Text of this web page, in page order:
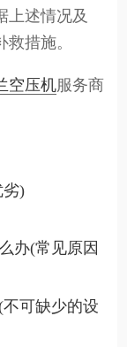
上述情况及
措施。
空压机服务商
劣)
办(常见原因
可缺少的设